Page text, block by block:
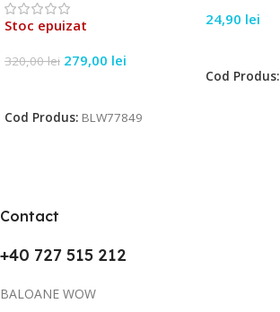
Stoc epuizat
320,00lei 279,00 lei
Cod Produs: BLW77849
24,90 lei
Cod Produs:
Contact
+40 727 515 212
BALOANE WOW